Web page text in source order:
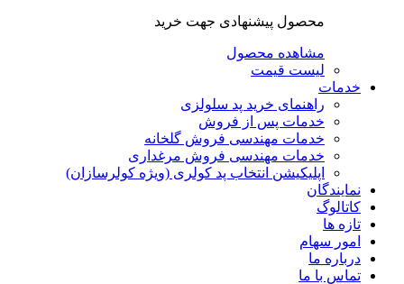
محصول پیشنهادی جهت خرید
مشاهده محصول
لیست قیمت
خدمات
راهنمای خرید پد سلولزی
خدمات پس از فروش
خدمات مهندسی فروش گلخانه
خدمات مهندسی فروش مرغداری
اپلیکیشن انتخاب پد کولری (ویژه کولرسازان)
نمایندگان
کاتالوگ
تازه ها
امور سهام
درباره ما
تماس با ما